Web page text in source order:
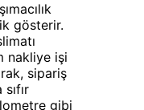
gösterir.
nakliye işi
sipariş
gibi